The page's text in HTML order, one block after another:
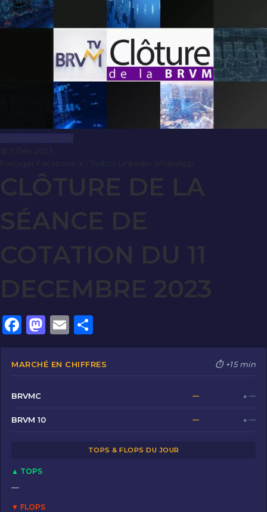
Clôture de Marché
CLÔTURE DE LA
SÉANCE DE
COTATION DU 11
DECEMBRE 2023
F
a
c
b
o
o
M
a
st
o
n
E
m
ai
ar
ta
MARCHÉ EN CHIFFRES ⏱ +15 min
BRVMC — ● —
BRVM 10 — ● —
TOPS & FLOPS DU JOUR
▲ TOPS
—
▼ FLOPS